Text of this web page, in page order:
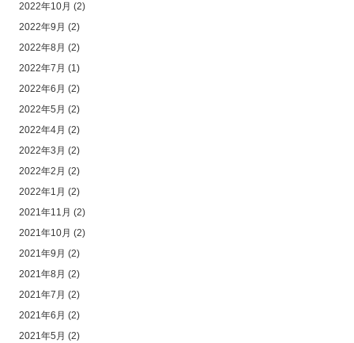
2022年10月 (2)
2022年9月 (2)
2022年8月 (2)
2022年7月 (1)
2022年6月 (2)
2022年5月 (2)
2022年4月 (2)
2022年3月 (2)
2022年2月 (2)
2022年1月 (2)
2021年11月 (2)
2021年10月 (2)
2021年9月 (2)
2021年8月 (2)
2021年7月 (2)
2021年6月 (2)
2021年5月 (2)